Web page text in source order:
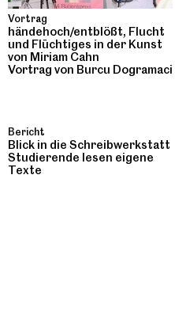
Vortrag
händehoch/entblößt, Flucht
und Flüchtiges in der Kunst
von Miriam Cahn
Vortrag von Burcu Dogramaci
Bericht
Blick in die Schreibwerkstatt
Studierende lesen eigene
Texte